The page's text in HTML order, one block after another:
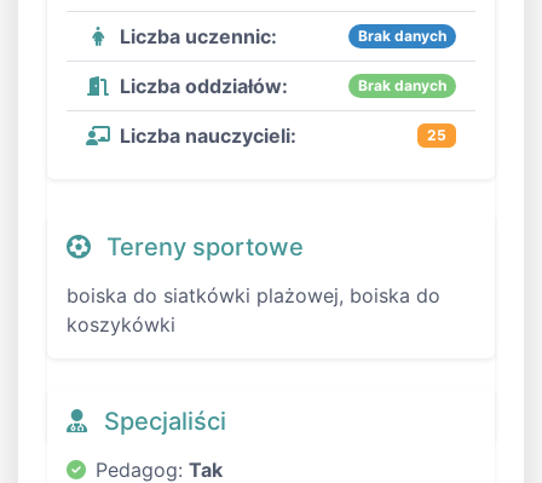
Liczba uczennic: Brak danych
Liczba oddziałów: Brak danych
Liczba nauczycieli: 25
Tereny sportowe
boiska do siatkówki plażowej, boiska do
koszykówki
Specjaliści
Pedagog: Tak